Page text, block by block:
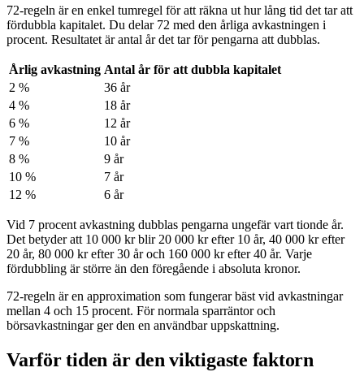
72-regeln är en enkel tumregel för att räkna ut hur lång tid det tar att
fördubbla kapitalet. Du delar 72 med den årliga avkastningen i
procent. Resultatet är antal år det tar för pengarna att dubblas.
Årlig avkastning Antal år för att dubbla kapitalet
2 %
36 år
4 %
18 år
6 %
12 år
7 %
10 år
8 %
9 år
10 %
7 år
12 %
6 år
Vid 7 procent avkastning dubblas pengarna ungefär vart tionde år.
Det betyder att 10 000 kr blir 20 000 kr efter 10 år, 40 000 kr efter
20 år, 80 000 kr efter 30 år och 160 000 kr efter 40 år. Varje
fördubbling är större än den föregående i absoluta kronor.
72-regeln är en approximation som fungerar bäst vid avkastningar
mellan 4 och 15 procent. För normala sparräntor och
börsavkastningar ger den en användbar uppskattning.
Varför tiden är den viktigaste faktorn